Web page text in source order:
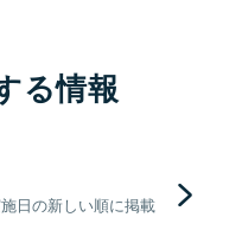
る情報
日の新しい順に掲載